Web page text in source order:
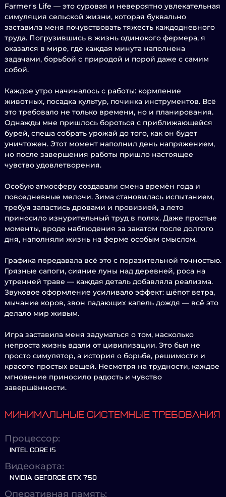
Farmer's Life — это суровая и невероятно увлекательная
симуляция сельской жизни, которая буквально
заставила меня почувствовать тяжесть каждодневного
труда. Погрузившись в жизнь одинокого фермера, я
оказался в мире, где каждая минута наполнена
задачами, борьбой с природой и порой даже с самим
собой.
Каждое утро начиналось с работы: кормление
животных, посадка культур, починка инструментов. Всё
это требовало не только времени, но и планирования.
Однажды мне пришлось бороться с приближающейся
бурей, спеша собрать урожай до того, как он будет
уничтожен. Этот момент наполнил день напряжением,
но после завершения работы пришло настоящее
чувство удовлетворения.
Особую атмосферу создавали смена времён года и
повседневные мелочи. Зима становилась испытанием,
требуя запастись дровами и провизией, а лето
приносило изнурительный труд в полях. Даже простые
моменты, вроде наблюдения за закатом после долгого
дня, наполняли жизнь на ферме особым смыслом.
Графика передавала всё это с поразительной точностью.
Грязные сапоги, сияние луны над деревней, роса на
утренней траве — каждая деталь добавляла реализма.
Звуковое оформление усиливало эффект: шёпот ветра,
мычание коров, звон падающих капель дождя — всё это
делало мир живым.
Игра заставила меня задуматься о том, насколько
непроста жизнь вдали от цивилизации. Это был не
просто симулятор, а история о борьбе, решимости и
красоте простых вещей. Несмотря на трудности, каждое
мгновение приносило радость и чувство
завершённости.
МИНИМАЛЬНЫЕ СИСТЕМНЫЕ ТРЕБОВАНИЯ
Процессор:
INTEL CORE I5
Видеокарта:
NVIDIA GEFORCE GTX 750
Оперативная память: